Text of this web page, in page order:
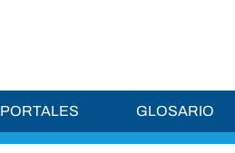
PORTALES GLOSARIO